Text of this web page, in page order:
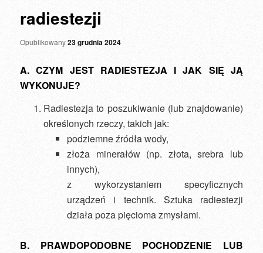
radiestezji
Opublikowany23 grudnia 2024
A. CZYM JEST RADIESTEZJA I JAK SIĘ JĄ
WYKONUJE?
Radiestezja to poszukiwanie (lub znajdowanie)
określonych rzeczy, takich jak:
podziemne źródła wody,
złoża minerałów (np. złota, srebra lub
innych),
z wykorzystaniem specyficznych
urządzeń i technik. Sztuka radiestezji
działa poza pięcioma zmysłami.
B. PRAWDOPODOBNE POCHODZENIE LUB